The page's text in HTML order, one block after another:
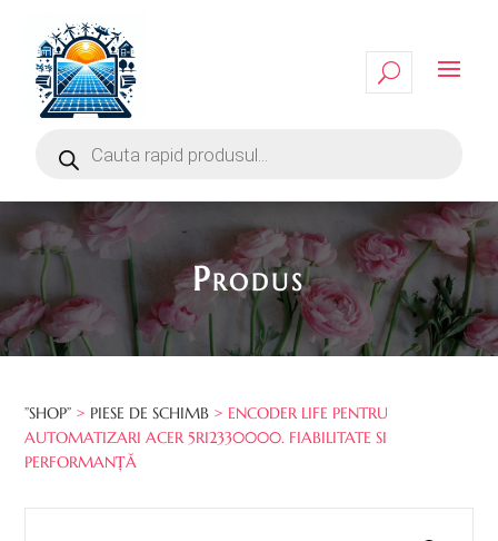
Produs
”SHOP” > PIESE DE SCHIMB > ENCODER LIFE PENTRU
AUTOMATIZARI ACER 5RI2330000. FIABILITATE SI
PERFORMANȚĂ